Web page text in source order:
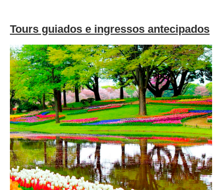
Tours guiados e ingressos antecipados